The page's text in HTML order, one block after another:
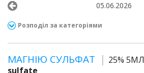
05.06.2026
Розподіл за категоріями
МАГНІЮ СУЛЬФАТ 25% 5МЛ
sulfate